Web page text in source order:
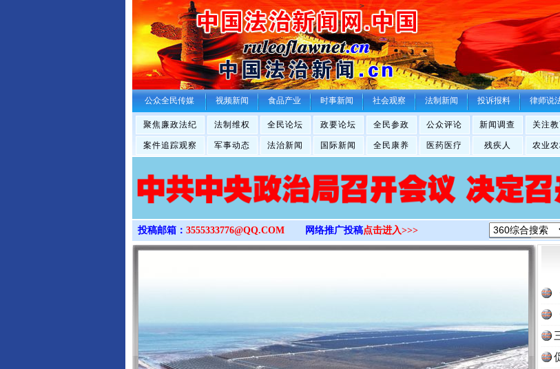
>
公众全民传媒 视频新闻 食品产业 时事新闻 社会观察 法制新闻 投诉报料 律师说
聚焦廉政法纪 法制维权 全民论坛 政要论坛 全民参政 公众评论 新闻调查 关注
案件追踪观察 军事动态 法治新闻 国际新闻 全民康养 医药医疗 残疾人 农业
投稿邮箱： 3555333776@QQ.COM 网络推广投稿点击进入>>>